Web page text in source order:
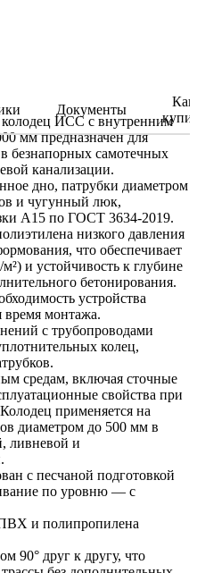
Документы
Как
ИСС с внутренним
мм предназначен для
безнапорных самотечных
канализации.
дно, патрубки диаметром
и чугунный люк,
А15 по ГОСТ 3634-2019.
низкого давления
что обеспечивает
и устойчивость к глубине
бетонирования.
устройства
время монтажа.
с трубопроводами
колец,
средам, включая сточные
свойства при
применяется на
диаметром до 500 мм в
ливневой и
с песчаной подготовкой
по уровню — с
и полипропилена
90° друг к другу, что